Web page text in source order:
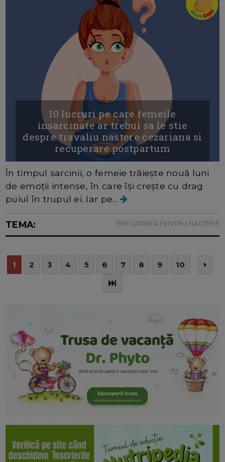
10 lucruri pe care femeile
insarcinate ar trebui sa le stie
despre travaliu nastere cezariana si
recuperare postpartum
În timpul sarcinii, o femeie trăiește nouă luni
de emoții intense, în care își crește cu drag
puiul în trupul ei. Iar pe...
TEMA: PREGATIREA PENTRU NASTERE
1 2 3 4 5 6 7 8 9 10